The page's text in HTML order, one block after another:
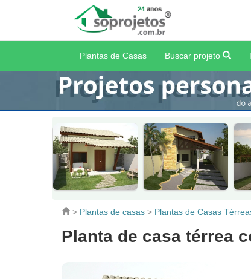
Plantas de Casas Buscar projeto
> Plantas de casas > Plantas de Casas
Planta de casa térrea